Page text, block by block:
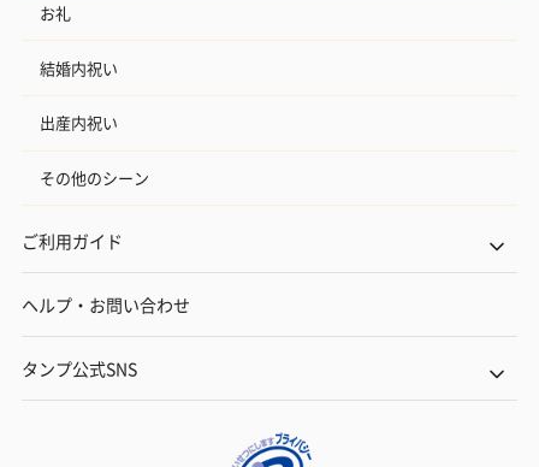
お礼
結婚内祝い
出産内祝い
その他のシーン
ご利用ガイド
ヘルプ・お問い合わせ
タンプ公式SNS